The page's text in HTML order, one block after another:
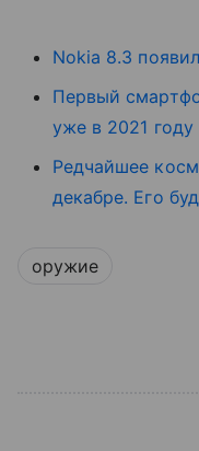
Nokia 8.3
Первый
уже в 2021 году
Редчайшее
декабре. Его
оружие